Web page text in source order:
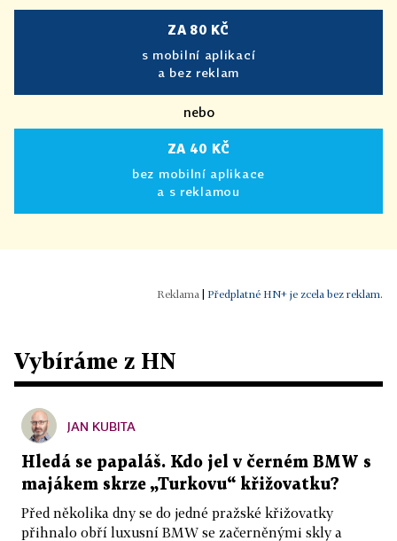
ZA 80 KČ
s mobilní aplikací
a bez reklam
nebo
ZA 40 KČ
bez mobilní aplikace
a s reklamou
Předplatné HN+ je zcela bez reklam.
Vybíráme z HN
JAN KUBITA
Hledá se papaláš. Kdo jel v černém BMW s
majákem skrze „Turkovu“ křižovatku?
Před několika dny se do jedné pražské křižovatky
přihnalo obří luxusní BMW se začerněnými skly a